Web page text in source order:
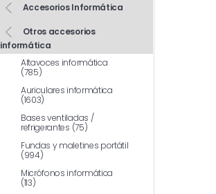
Accesorios Informática
Otros accesorios
informática
Altavoces informática
(785)
Auriculares informática
(1603)
Bases ventiladas /
refrigerantes (75)
Fundas y maletines portátil
(994)
Micrófonos informática
(113)